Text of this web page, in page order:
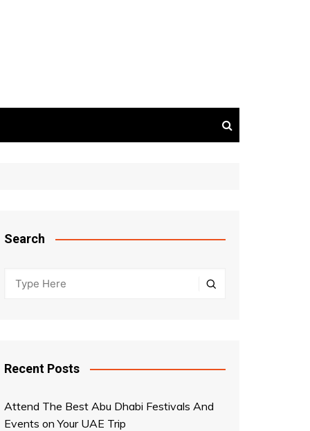
Search
Recent Posts
Attend The Best Abu Dhabi Festivals And
Events on Your UAE Trip